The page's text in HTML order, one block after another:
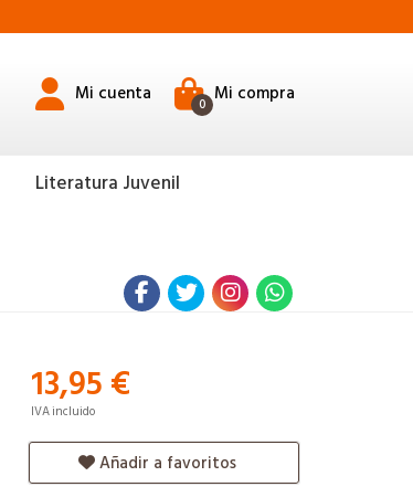
Mi cuenta Mi compra
0
Literatura Juvenil
13,95 €
IVA incluido
Añadir a favoritos